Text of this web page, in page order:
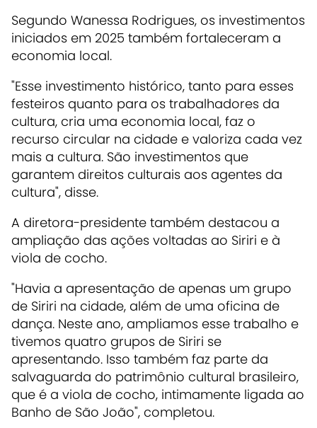
Segundo Wanessa Rodrigues, os investimentos
iniciados em 2025 também fortaleceram a
economia local.
"Esse investimento histórico, tanto para esses
festeiros quanto para os trabalhadores da
cultura, cria uma economia local, faz o
recurso circular na cidade e valoriza cada vez
mais a cultura. São investimentos que
garantem direitos culturais aos agentes da
cultura", disse.
A diretora-presidente também destacou a
ampliação das ações voltadas ao Siriri e à
viola de cocho.
"Havia a apresentação de apenas um grupo
de Siriri na cidade, além de uma oficina de
dança. Neste ano, ampliamos esse trabalho e
tivemos quatro grupos de Siriri se
apresentando. Isso também faz parte da
salvaguarda do patrimônio cultural brasileiro,
que é a viola de cocho, intimamente ligada ao
Banho de São João", completou.